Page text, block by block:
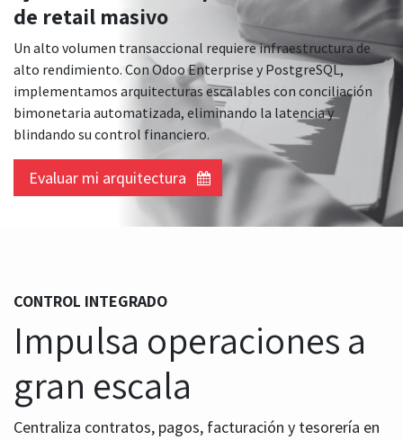
de retail masivo
Un alto volumen transaccional requiere infraestructura de
alto rendimiento. Con Odoo Enterprise y PostgreSQL,
implementamos arquitecturas escalables con conciliación
bimonetaria automatizada, eliminando la latencia y
blindando su control financiero.
Evaluar mi arquitectura
CONTROL INTEGRADO
Impulsa operaciones a
gran escala
Centraliza contratos, pagos, facturación y tesorería en